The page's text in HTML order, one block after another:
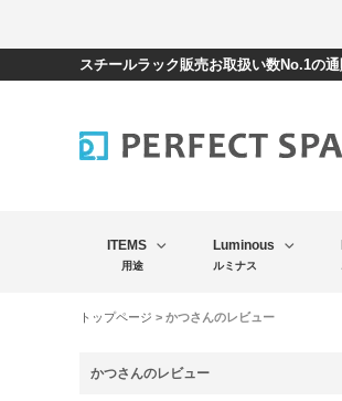
スチールラック販売お取扱い数No.1の
ITEMS
用途
Luminous
ルミナス
トップページ > かつさんのレビュー
かつさんのレビュー